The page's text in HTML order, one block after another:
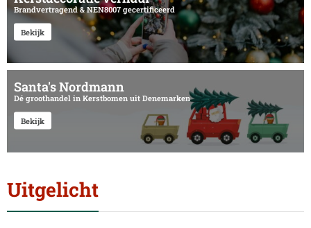
Brandvertragend & NEN8007 gecertificeerd
Bekijk
Santa's Nordmann
Dé groothandel in Kerstbomen uit Denemarken
Bekijk
Uitgelicht